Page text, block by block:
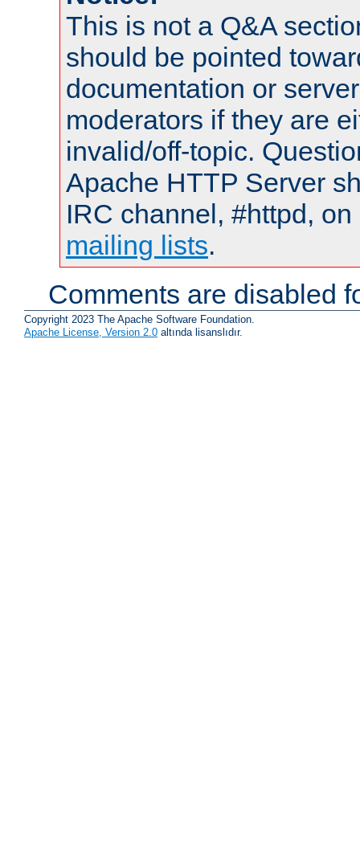
This is not a Q&A
should be pointed
documentation or
moderators if they are
invalid/off-topic.
Apache HTTP Server
IRC channel, #httpd,
mailing lists.
Comments are disabled
Copyright 2023 The Apache Software Foundation.
Apache License, Version 2.0 altında lisanslıdır.